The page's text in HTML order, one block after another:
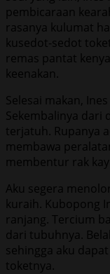
pembicaraan
rasanya kulumat
kusedot-sedot
remas pantat
keenakan.
Selesai makan,
Sekembalinya dari
terjatuh. Rupanya
membawa
membentur rak
Aku segera
kuraih. Kubopong
ranjang. Tercium
dari tubuhnya.
sehingga aku
toketnya.